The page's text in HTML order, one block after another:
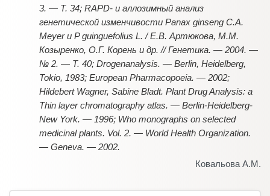
3. — Т. 34; RAPD- и аллозимный анализ
генетической изменчивости Panax ginseng C.A.
Meyer и P guinguefolius L. / Е.В. Артюкова, М.М.
Козыренко, О.Г. Корень и др. // Генетика. — 2004. —
№ 2. — Т. 40; Drogenanalysis. — Berlin, Heidelberg,
Tokio, 1983; European Pharmacopoeia. — 2002;
Hildebert Wagner, Sabine Bladt. Plant Drug Analysis: a
Thin layer chromatography atlas. — Berlin-Heidelberg-
New York. — 1996; Who monographs on selected
medicinal plants. Vol. 2. — World Health Organization.
— Geneva. — 2002.
Ковальова А.М.